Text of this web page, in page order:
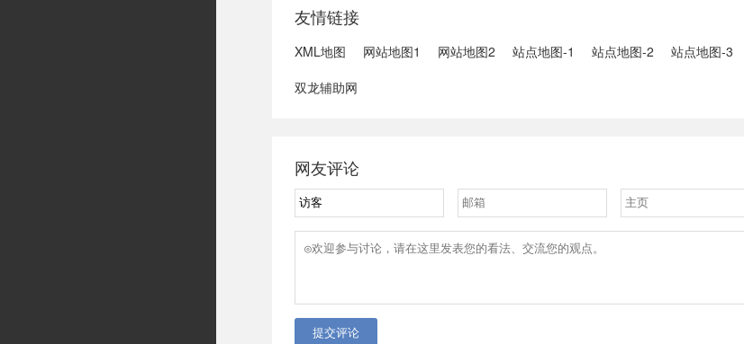
照色相的顺序归类。搭配起来
友情链接
XML地图 网站地图1 网站地图2 站点地图-1 站点地图-2 站点地图-3
双龙辅助网
网友评论
提交评论